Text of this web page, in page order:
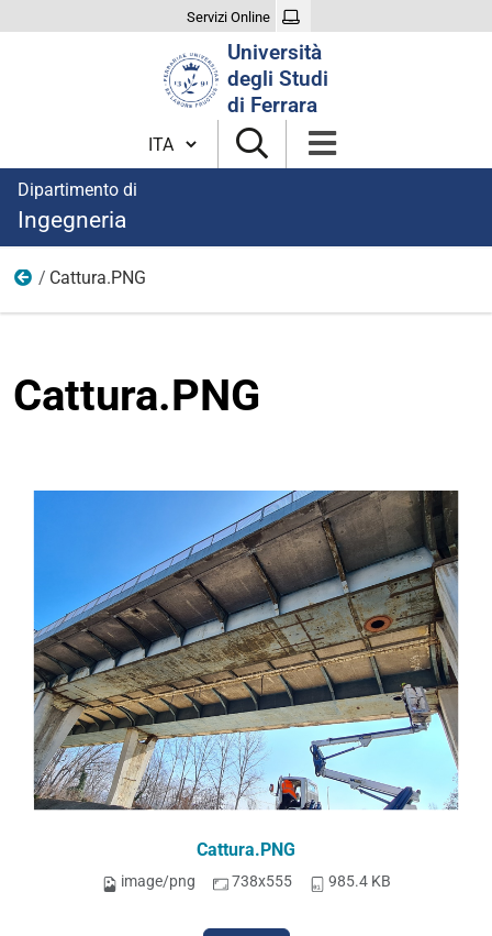
Servizi Online
Università
degli Studi
di Ferrara
Cambia lingua
Dipartimento di
Ingegneria
immagini
Cattura.PNG
Cattura.PNG
Cattura.PNG
image/png 738x555 985.4 KB